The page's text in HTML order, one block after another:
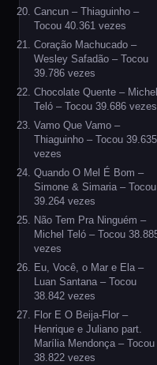
Cancun – Thiaguinho –
Tocou 40.361 vezes
Coração Machucado –
Wesley Safadão – Tocou
39.786 vezes
Chocolate Quente – Michel
Teló – Tocou 39.686 vezes
Vamo Que Vamo –
Thiaguinho – Tocou 39.635
vezes
Quando O Mel É Bom –
Simone & Simaria – Tocou
39.264 vezes
Não Tem Pra Ninguém –
Michel Teló – Tocou 38.885
vezes
Eu, Você, o Mar e Ela –
Luan Santana – Tocou
38.842 vezes
Flor E O Beija-Flor –
Henrique e Juliano part.
Marília Mendonça – Tocou
38.822 vezes